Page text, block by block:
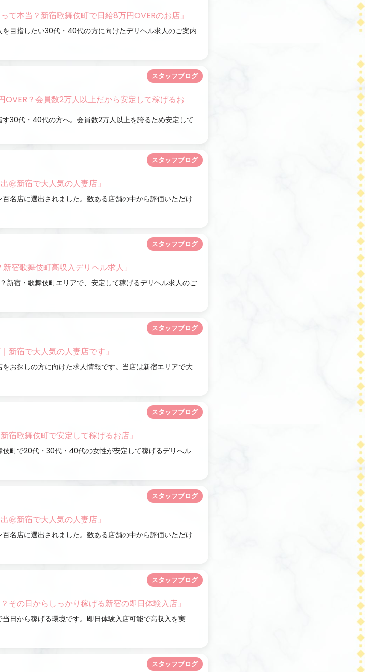
て本当？新宿歌舞伎町で日給8万円OVERのお店」
目指したい30代・40代の方に向けたデリヘル求人のご案内
スタッフブログ
OVER？会員数2万人以上だから安定して稼げるお
30代・40代の方へ。会員数2万人以上を誇るため安定して
スタッフブログ
㊗新宿で大人気の人妻店」
名店に選出されました。数ある店舗の中から評価いただけ
スタッフブログ
宿歌舞伎町高収入デリヘル求人」
新宿・歌舞伎町エリアで、安定して稼げるデリヘル求人のご
スタッフブログ
新宿で大人気の人妻店です」
お探しの方に向けた求人情報です。当店は新宿エリアで大
スタッフブログ
宿歌舞伎町で安定して稼げるお店」
町で20代・30代・40代の女性が安定して稼げるデリへル
スタッフブログ
㊗新宿で大人気の人妻店」
名店に選出されました。数ある店舗の中から評価いただけ
スタッフブログ
その日からしっかり稼げる新宿の即日体験入店」
日から稼げる環境です。即日体験入店可能で高収入を実
スタッフブログ